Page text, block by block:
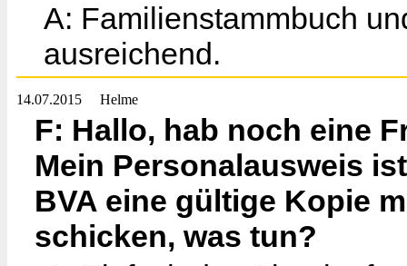
A: Familienstammbuch
ausreichend.
14.07.2015 Helme
F: Hallo, hab noch eine
Mein Personalausweis
BVA eine gültige Kopie
schicken, was tun?